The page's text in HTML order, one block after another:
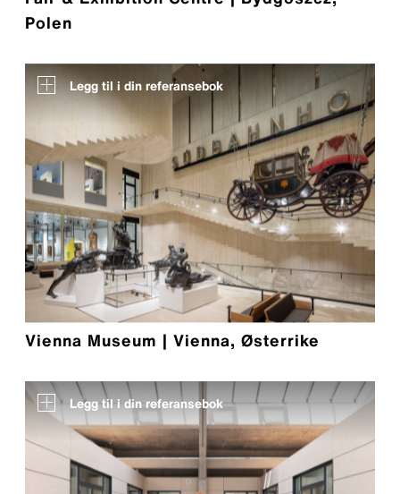
Polen
Legg til i din referansebok
Vienna Museum | Vienna, Østerrike
Legg til i din referansebok